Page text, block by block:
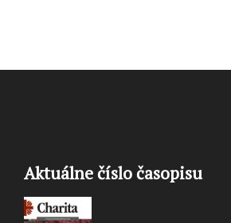
Aktuálne číslo časopisu